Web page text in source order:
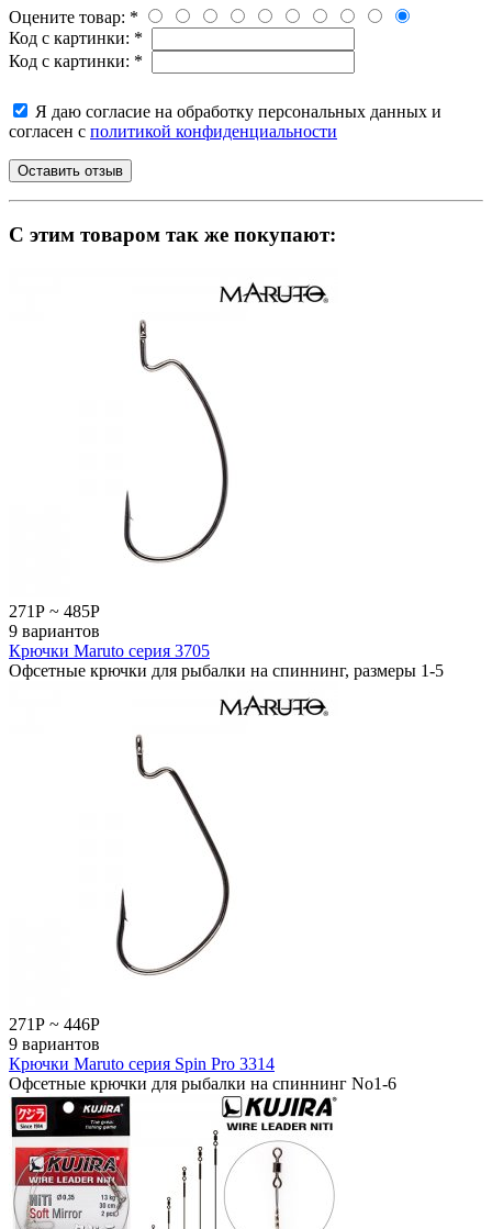
Оцените товар: *
Код с картинки: *
Код с картинки: *
Я даю согласие на обработку персональных данных и
согласен с политикой конфиденциальности
C этим товаром так же покупают:
271Р ~ 485Р
9 вариантов
Крючки Maruto серия 3705
Офсетные крючки для рыбалки на спиннинг, размеры 1-5
271Р ~ 446Р
9 вариантов
Крючки Maruto серия Spin Pro 3314
Офсетные крючки для рыбалки на спиннинг No1-6